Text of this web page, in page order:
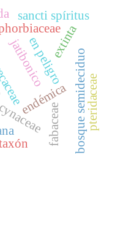
en peligro
endémica
fabaceae
jatibonico
sancti spíritus
bosque semideciduopteridaceae
extinta